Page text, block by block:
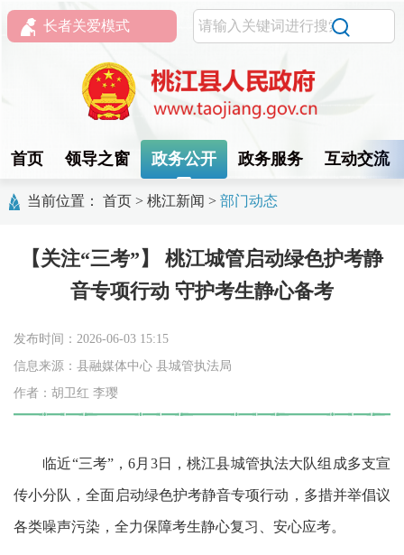
长者关爱模式
首页 领导之窗 政务公开 政务服务 互动交流
当前位置： 首页 > 桃江新闻 > 部门动态
【关注“三考”】 桃江城管启动绿色护考静
音专项行动 守护考生静心备考
发布时间：2026-06-03 15:15
信息来源：县融媒体中心 县城管执法局
作者：胡卫红 李璎
临近“三考”，6月3日，桃江县城管执法大队组成多支宣
传小分队，全面启动绿色护考静音专项行动，多措并举倡议
各类噪声污染，全力保障考生静心复习、安心应考。